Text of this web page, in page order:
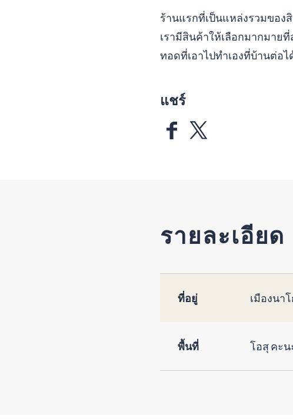
ร้านแรกที่เป็นแหล่งรวมของสิ
เรามีสินค้าให้เลือกมากมาย
ทอดที่เอาไปทำเองที่บ้านต่อ
แชร์
รายละเอียด
ที่อยู่ เมืองนา
พื้นที่ โอสุ คะน